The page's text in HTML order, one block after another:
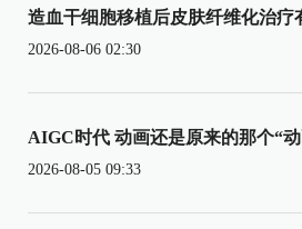
造血干细胞移植后皮肤纤维化治疗
2026-08-06 02:30
AIGC时代 动画还是原来的那个“
2026-08-05 09:33